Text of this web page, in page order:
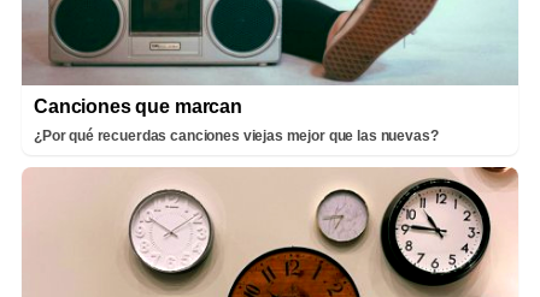
Canciones que marcan
¿Por qué recuerdas canciones viejas mejor que las nuevas?